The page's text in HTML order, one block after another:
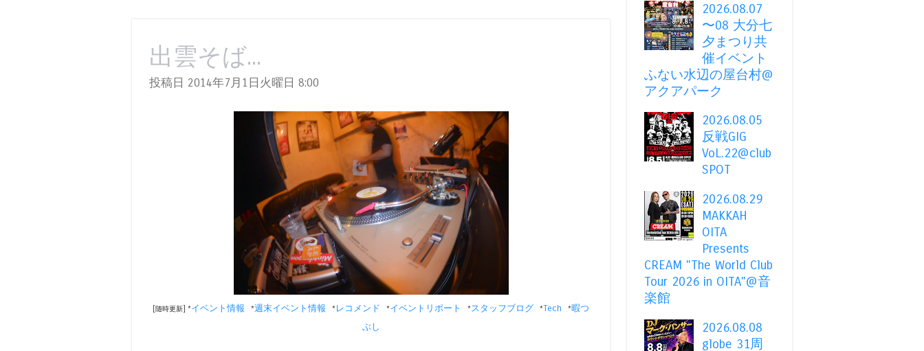
出雲そば...
投稿日 2014年7月1日火曜日 8:00
[随時更新] *イベント情報 *週末イベント情報 * レコメンド *イベントリポート *スタッフブログ *Tech *暇つ
ぶし
2026.08.07
〜08 大分七
夕まつり共
催イベント
ふない水辺の屋台村@
アクアパーク
2026.08.05
反戦GIG
VoL.22@club
SPOT
2026.08.29
MAKKAH
OITA
Presents
CREAM "The World Club
Tour 2026 in OITA"@音
楽館
2026.08.08
globe 31周